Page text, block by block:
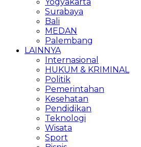
Surabaya
Bali
MEDAN
Palembang
LAINNYA
Internasional
HUKUM & KRIMINAL
Politik
Pemerintahan
Kesehatan
Pendidikan
Teknologi
Wisata
Sport